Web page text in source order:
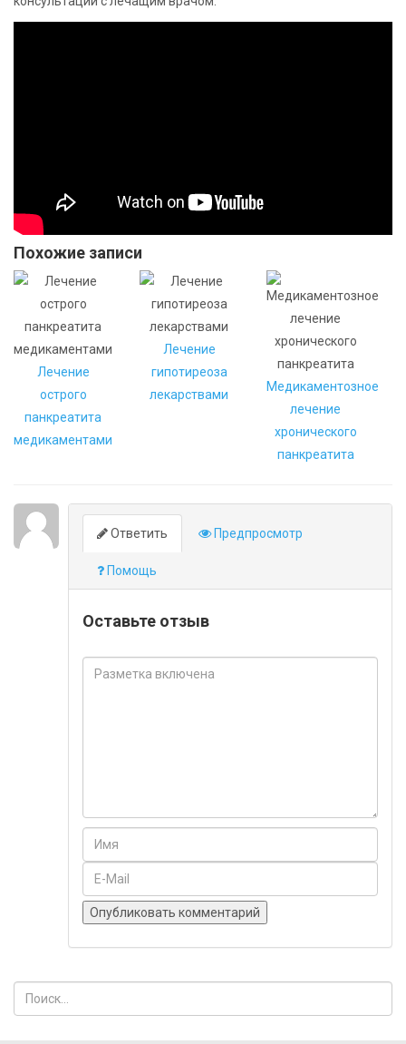
Похожие записи
Лечение
острого
панкреатита
медикаментами
Лечение
гипотиреоза
лекарствами
Медикаментозное
лечение
хронического
панкреатита
Ответить Предпросмотр
Помощь
Оставьте отзыв